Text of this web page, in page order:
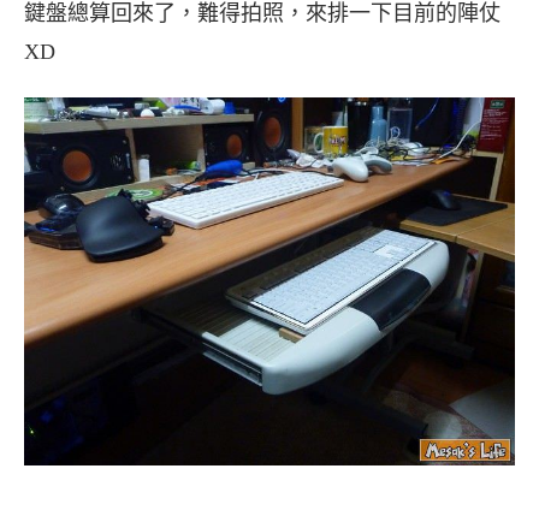
鍵盤總算回來了，難得拍照，來排一下目前的陣仗
XD